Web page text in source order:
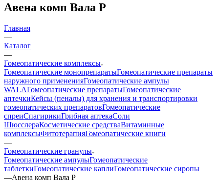
Авена комп Вала Р
Главная
—
Каталог
—
Гомеопатические комплексы
Гомеопатические монопрепаратыГомеопатические препараты
наружного примененияГомеопатические ампулы
WALAГомеопатические препаратыГомеопатические
аптечкиКейсы (пеналы) для хранения и транспортировки
гомеопатических препаратовГомеопатические
спреиСпагирикиГрибная аптекаСоли
ШюсслераКосметические средстваВитаминные
комплексыФитотерапияГомеопатические книги
—
Гомеопатические гранулы
Гомеопатические ампулыГомеопатические
таблеткиГомеопатические каплиГомеопатические сиропы
—Авена комп Вала Р